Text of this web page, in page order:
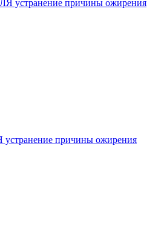
причины ожирения